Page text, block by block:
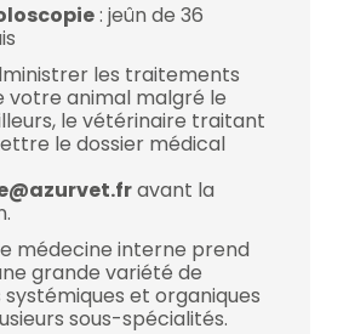
: jeûn de 36
les traitements
votre animal malgré le
le vétérinaire traitant
le dossier médical
avant la
médecine interne prend
grande variété de
et organiques
sous-spécialités.